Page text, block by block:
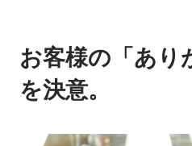
お客様の「あ
を決意。